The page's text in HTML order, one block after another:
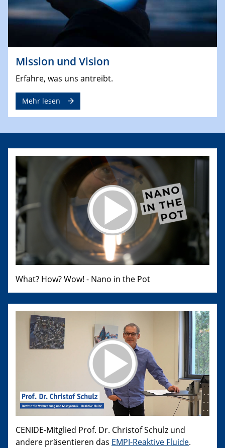
Mission und Vision
Erfahre, was uns antreibt.
Mehr lesen
What? How? Wow! - Nano in the Pot
CENIDE-Mitglied Prof. Dr. Christof Schulz und
andere präsentieren das EMPI-Reaktive Fluide.